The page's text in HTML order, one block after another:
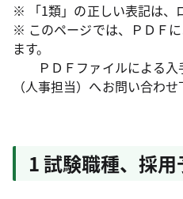
※ 「1類」の正しい表記は、
※ このページでは、ＰＤＦ
ます。
ＰＤＦファイルによる入
（人事担当）へお問い合わせ
1 試験職種、採